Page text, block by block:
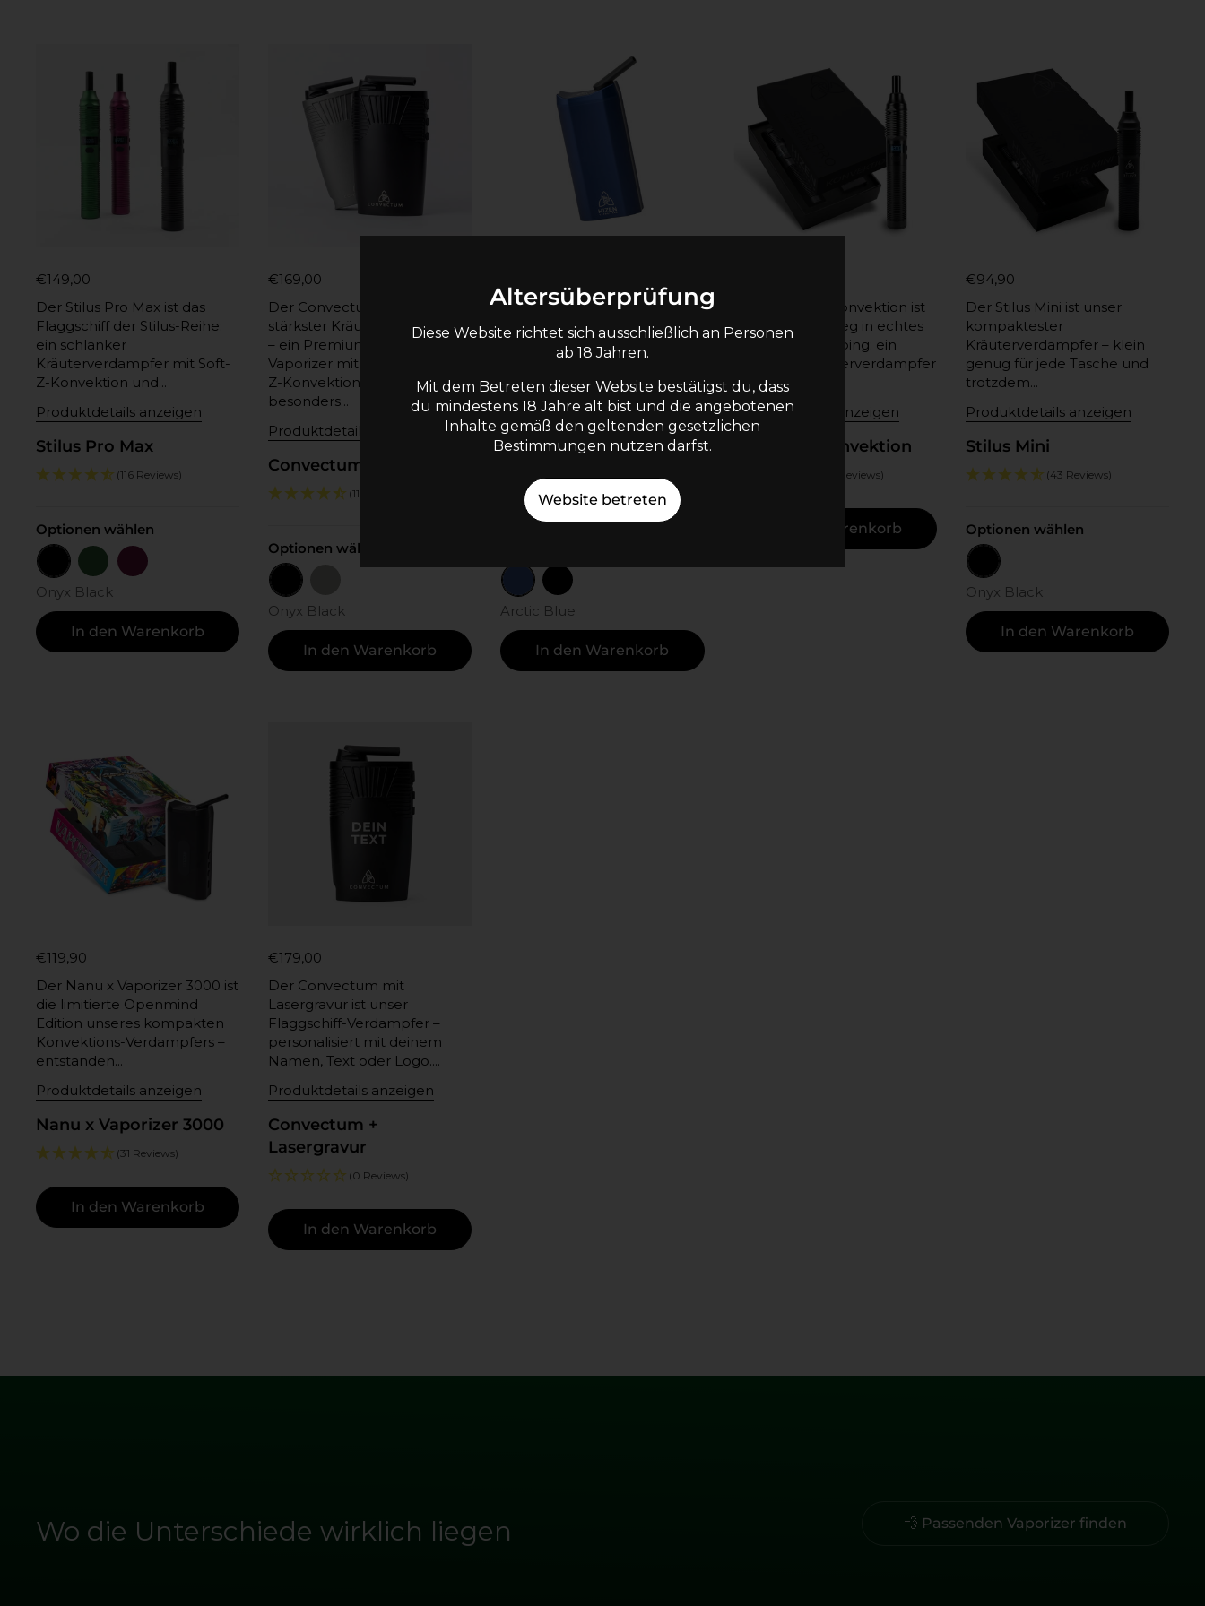
€149,00
Der Stilus Pro Max ist das
Flaggschiff der Stilus-Reihe:
ein schlanker
Kräuterverdampfer mit Soft-
Z-Konvektion und...
Produktdetails anzeigen
Stilus Pro Max
(116 Reviews)
Optionen wählen
Onyx BlackBlackforest Green
Purple Berry
Onyx Black
In den Warenkorb
€169,00
Der Convectum ist unser
stärkster Kräuterverdampfer
– ein Premium Dry-Herb-
Vaporizer mit unserem Soft-
Z-Konvektionssystem für
besonders...
Produktdetails anzeigen
Convectum
(114 Reviews)
Optionen wählen
Onyx BlackTitanium Silver
Onyx Black
In den Warenkorb
Der Nanu verbindet
kompakte Bauform mit
unserer Soft-Z-Konvektion:
ein handlicher
Kräuterverdampfer, der
deine Aromakräuter mit...
Produktdetails anzeigen
(4 Reviews)
Arctic BlueOnyx Black
Arctic Blue
In den Warenkorb
Der Stilus Pro Konvektion ist
der ideale Einstieg in echtes
Konvektions-Vaping: ein
schlanker Kräuterverdampfer
mit...
Produktdetails anzeigen
Stilus Pro Konvektion
(109 Reviews)
In den Warenkorb
€94,90
Der Stilus Mini ist unser
kompaktester
Kräuterverdampfer – klein
genug für jede Tasche und
trotzdem...
Produktdetails anzeigen
Stilus Mini
(43 Reviews)
Optionen wählen
Onyx Black
Onyx Black
In den Warenkorb
€119,90
Der Nanu x Vaporizer 3000 ist
die limitierte Openmind
Edition unseres kompakten
Konvektions-Verdampfers –
entstanden...
Produktdetails anzeigen
Nanu x Vaporizer 3000
(31 Reviews)
In den Warenkorb
€179,00
Der Convectum mit
Lasergravur ist unser
Flaggschiff-Verdampfer –
personalisiert mit deinem
Namen, Text oder Logo....
Produktdetails anzeigen
Convectum +
Lasergravur
(0 Reviews)
In den Warenkorb
Wo die Unterschiede wirklich liegen 💨 Passenden Vaporizer finden
Altersüberprüfung
Diese Website richtet sich ausschließlich an Personen
ab 18 Jahren.
Mit dem Betreten dieser Website bestätigst du, dass
du mindestens 18 Jahre alt bist und die angebotenen
Inhalte gemäß den geltenden gesetzlichen
Bestimmungen nutzen darfst.
Website betreten